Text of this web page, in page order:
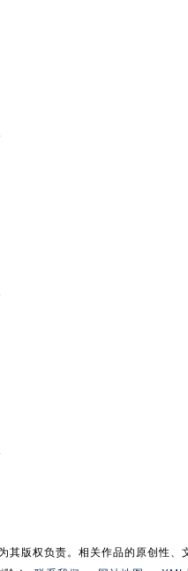
其版权负责。相关作品的原创性、